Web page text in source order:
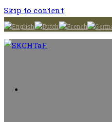
Skip to content